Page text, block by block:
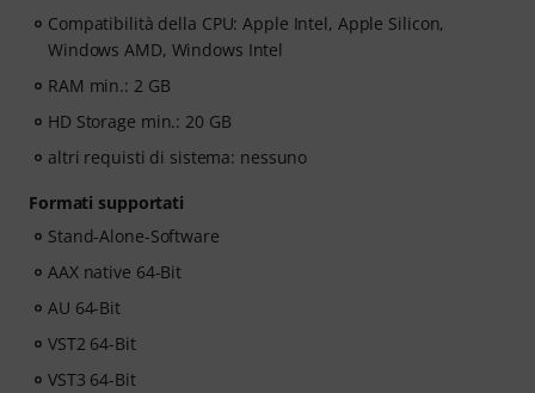
Compatibilità della CPU: Apple Intel, Apple Silicon,
Windows AMD, Windows Intel
RAM min.: 2 GB
HD Storage min.: 20 GB
altri requisti di sistema: nessuno
Formati supportati
Stand-Alone-Software
AAX native 64-Bit
AU 64-Bit
VST2 64-Bit
VST3 64-Bit